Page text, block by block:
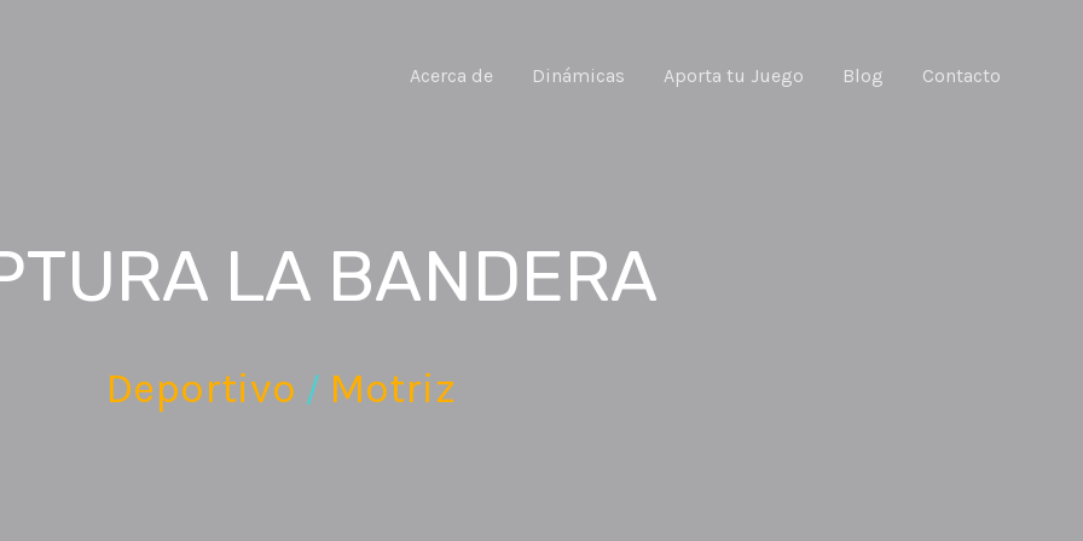
Acerca de Dinámicas Aporta tu Juego Blog Contacto
LA BANDERA
Deportivo / Motriz